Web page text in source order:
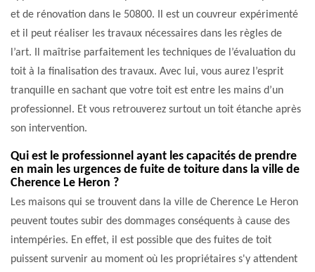
et de rénovation dans le 50800. Il est un couvreur expérimenté
et il peut réaliser les travaux nécessaires dans les règles de
l’art. Il maîtrise parfaitement les techniques de l’évaluation du
toit à la finalisation des travaux. Avec lui, vous aurez l’esprit
tranquille en sachant que votre toit est entre les mains d’un
professionnel. Et vous retrouverez surtout un toit étanche après
son intervention.
Qui est le professionnel ayant les capacités de prendre
en main les urgences de fuite de toiture dans la ville de
Cherence Le Heron ?
Les maisons qui se trouvent dans la ville de Cherence Le Heron
peuvent toutes subir des dommages conséquents à cause des
intempéries. En effet, il est possible que des fuites de toit
puissent survenir au moment où les propriétaires s'y attendent